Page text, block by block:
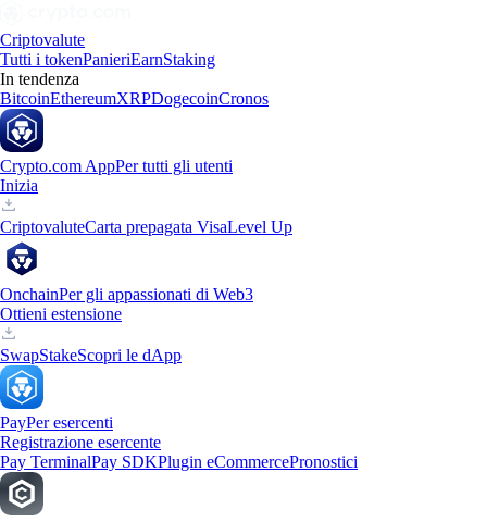
Criptovalute
Tutti i tokenPanieriEarnStaking
In tendenza
BitcoinEthereumXRPDogecoinCronos
Crypto.com AppPer tutti gli utenti
Inizia
CriptovaluteCarta prepagata VisaLevel Up
OnchainPer gli appassionati di Web3
Ottieni estensione
SwapStakeScopri le dApp
PayPer esercenti
Registrazione esercente
Pay TerminalPay SDKPlugin eCommercePronostici